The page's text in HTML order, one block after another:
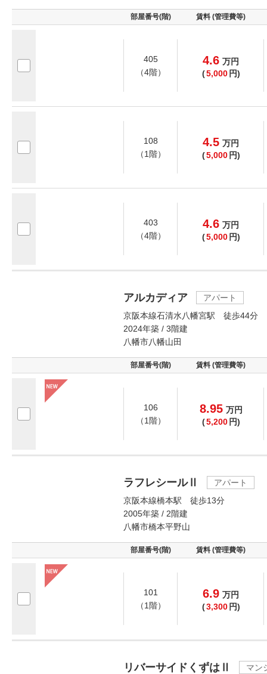
部屋番号(階) 賃料 (管理費等)
405
（4階）
4.6 万円
(5,000 円)
108
（1階）
4.5 万円
(5,000 円)
403
（4階）
4.6 万円
(5,000 円)
アルカディア
アパート
京阪本線石清水八幡宮駅 徒歩44分
2024年築 / 3階建
八幡市八幡山田
部屋番号(階) 賃料 (管理費等)
106
（1階）
8.95 万円
(5,200 円)
ラフレシールⅡ
アパート
京阪本線橋本駅 徒歩13分
2005年築 / 2階建
八幡市橋本平野山
部屋番号(階) 賃料 (管理費等)
101
（1階）
6.9 万円
(3,300 円)
リバーサイドくずはⅡ
マン